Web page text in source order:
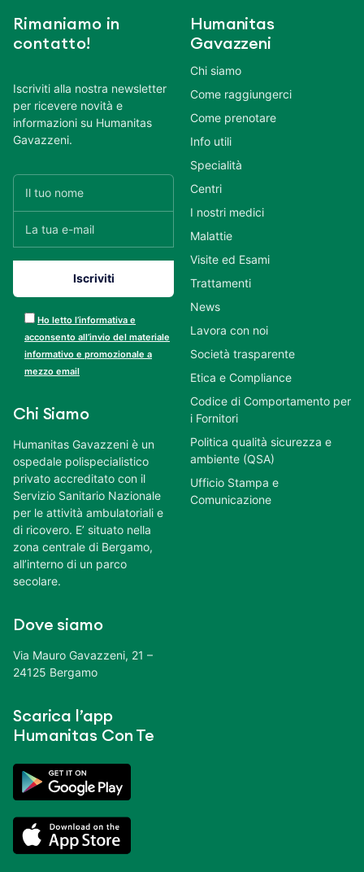
Rimaniamo in
contatto!
Iscriviti alla nostra newsletter
per ricevere novità e
informazioni su Humanitas
Gavazzeni.
Ho letto l’informativa e
acconsento all’invio del materiale
informativo e promozionale a
mezzo email
Chi Siamo
Humanitas Gavazzeni è un
ospedale polispecialistico
privato accreditato con il
Servizio Sanitario Nazionale
per le attività ambulatoriali e
di ricovero. E’ situato nella
zona centrale di Bergamo,
all’interno di un parco
secolare.
Dove siamo
Via Mauro Gavazzeni, 21 –
24125 Bergamo
Scarica l’app
Humanitas Con Te
Humanitas
Gavazzeni
Chi siamo
Come raggiungerci
Come prenotare
Info utili
Specialità
Centri
I nostri medici
Malattie
Visite ed Esami
Trattamenti
News
Lavora con noi
Società trasparente
Etica e Compliance
Codice di Comportamento per
i Fornitori
Politica qualità sicurezza e
ambiente (QSA)
Ufficio Stampa e
Comunicazione